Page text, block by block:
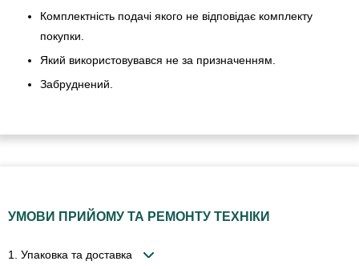
Комплектність подачі якого не відповідає комплекту
покупки.
Який використовувався не за призначенням.
Забруднений.
УМОВИ ПРИЙОМУ ТА РЕМОНТУ ТЕХНІКИ
1. Упаковка та доставка